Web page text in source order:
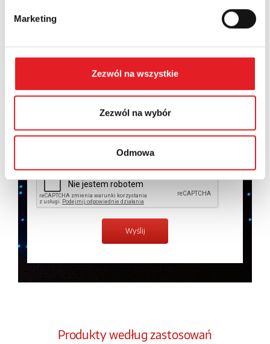
Marketing
Zezwól na wszystkie
Zezwól na wybór
Odmowa
Wyrażam zgodę na przetwarzanie moich danych
osobowych przez Relpol S.A. Więcej informacji na
Produkty według zastosowań